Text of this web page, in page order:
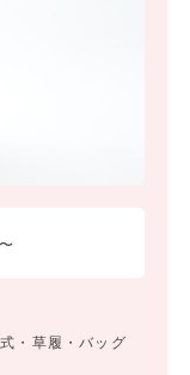
〜
式・草履・バッグ